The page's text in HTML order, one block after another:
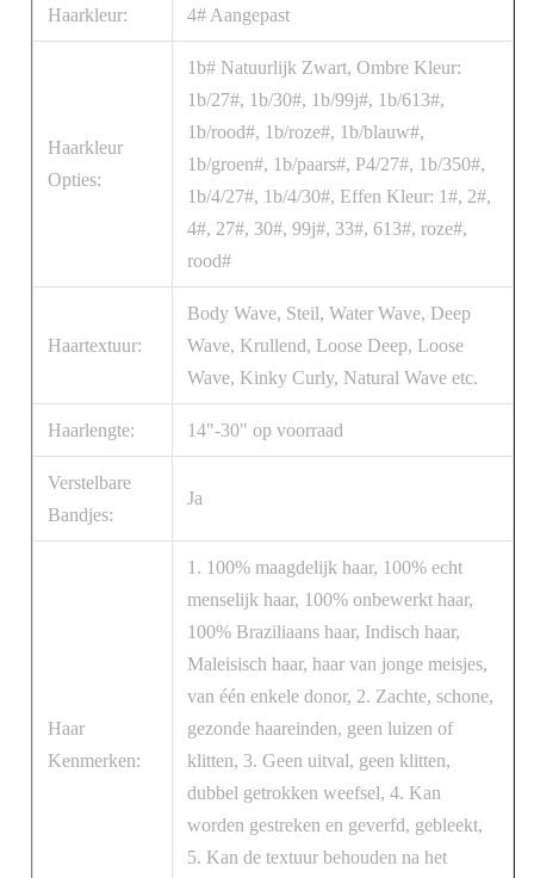
Haarkleur: 4# Aangepast
Haarkleur
Opties:
1b# Natuurlijk Zwart, Ombre Kleur:
1b/27#, 1b/30#, 1b/99j#, 1b/613#,
1b/rood#, 1b/roze#, 1b/blauw#,
1b/groen#, 1b/paars#, P4/27#, 1b/350#,
1b/4/27#, 1b/4/30#, Effen Kleur: 1#, 2#,
4#, 27#, 30#, 99j#, 33#, 613#, roze#,
rood#
Haartextuur:
Body Wave, Steil, Water Wave, Deep
Wave, Krullend, Loose Deep, Loose
Wave, Kinky Curly, Natural Wave etc.
Haarlengte: 14"-30" op voorraad
Verstelbare
Bandjes:
Ja
Haar
Kenmerken:
1. 100% maagdelijk haar, 100% echt
menselijk haar, 100% onbewerkt haar,
100% Braziliaans haar, Indisch haar,
Maleisisch haar, haar van jonge meisjes,
van één enkele donor, 2. Zachte, schone,
gezonde haareinden, geen luizen of
klitten, 3. Geen uitval, geen klitten,
dubbel getrokken weefsel, 4. Kan
worden gestreken en geverfd, gebleekt,
5. Kan de textuur behouden na het